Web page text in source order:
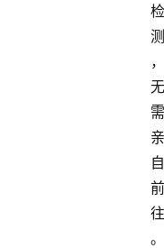
检
测
，
无
需
亲
自
前
往
。